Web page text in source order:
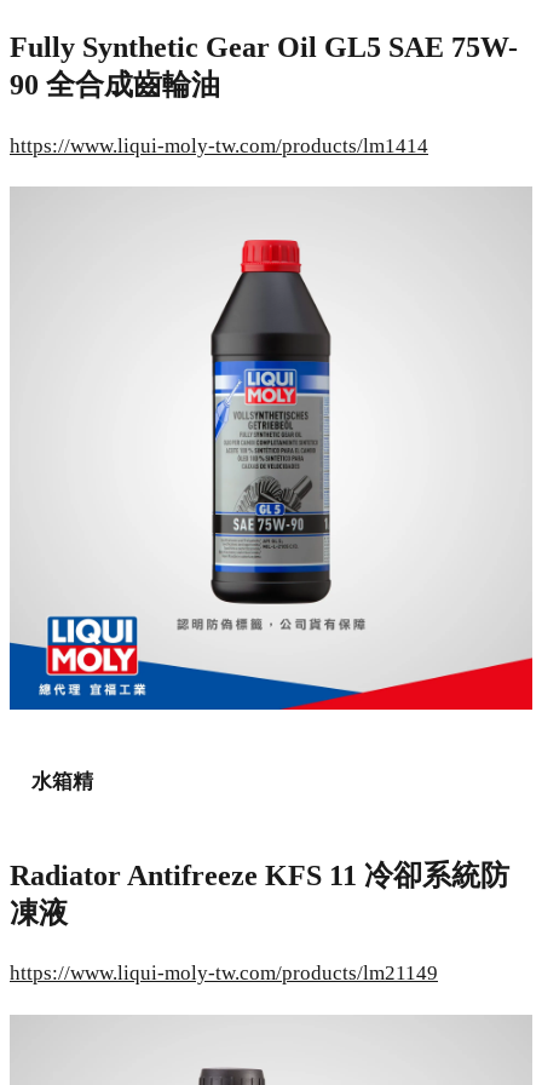
Fully Synthetic Gear Oil GL5 SAE 75W-
90 全合成齒輪油
https://www.liqui-moly-tw.com/products/lm1414
水箱精
Radiator Antifreeze KFS 11 冷卻系統防
凍液
https://www.liqui-moly-tw.com/products/lm21149